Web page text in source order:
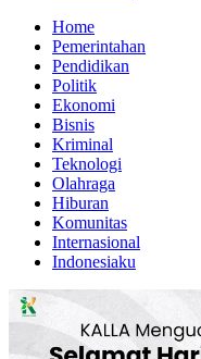
Home
Pemerintahan
Pendidikan
Politik
Ekonomi
Bisnis
Kriminal
Teknologi
Olahraga
Hiburan
Komunitas
Internasional
Indonesiaku